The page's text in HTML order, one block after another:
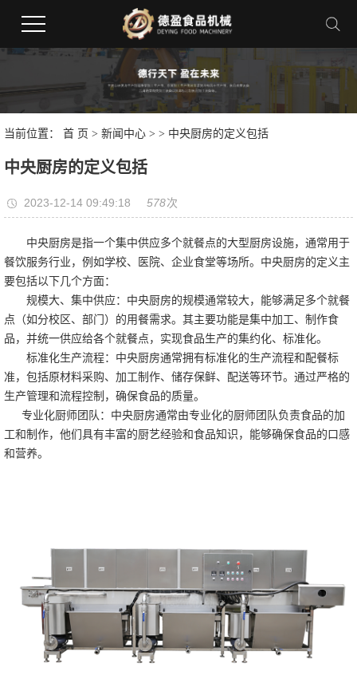
当前位置： 首 页 > 新闻中心 > > 中央厨房的定义包括
中央厨房的定义包括
2023-12-14 09:49:18 578次
中央厨房是指一个集中供应多个就餐点的大型厨房设施，通常用于
餐饮服务行业，例如学校、医院、企业食堂等场所。中央厨房的定义主
要包括以下几个方面：
规模大、集中供应：中央厨房的规模通常较大，能够满足多个就餐
点（如分校区、部门）的用餐需求。其主要功能是集中加工、制作食
品，并统一供应给各个就餐点，实现食品生产的集约化、标准化。
标准化生产流程：中央厨房通常拥有标准化的生产流程和配餐标
准，包括原材料采购、加工制作、储存保鲜、配送等环节。通过严格的
生产管理和流程控制，确保食品的质量。
专业化厨师团队：中央厨房通常由专业化的厨师团队负责食品的加
工和制作，他们具有丰富的厨艺经验和食品知识，能够确保食品的口感
和营养。